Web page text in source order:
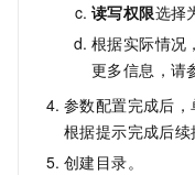
读写权限选择
根据实际情况
更多信息，请
参数配置完成后，
根据提示完成后续
创建目录。